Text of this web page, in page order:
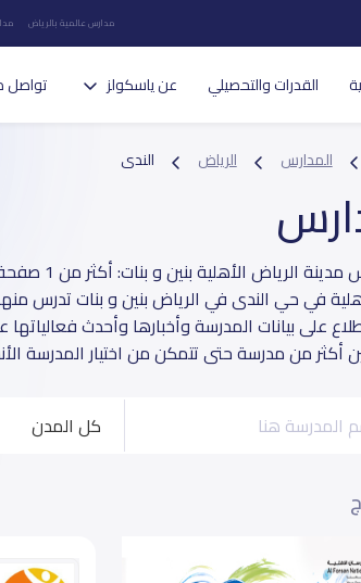
مدارس عالمية بالرياض
القدرات والتحصيلي عن ياسكولز تواصل
المدارس الرياض الندى
في حي الندى في الرياض بنين و بنات تدرس
على بيانات المدرسة وأخبارها وأحدث
أكثر من مدرسة حتى تتمكن من اختيار المدرسة
كل المدن